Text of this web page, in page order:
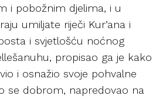
i pobožnim djelima, i u
umiljate riječi Kur’ana i
i svjetlošću noćnog
propisao ga je kako
i osnažio svoje pohvalne
se dobrom, napredovao na